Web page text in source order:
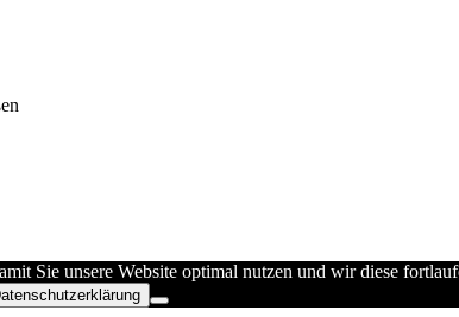
Sie unsere Website optimal nutzen und wir diese